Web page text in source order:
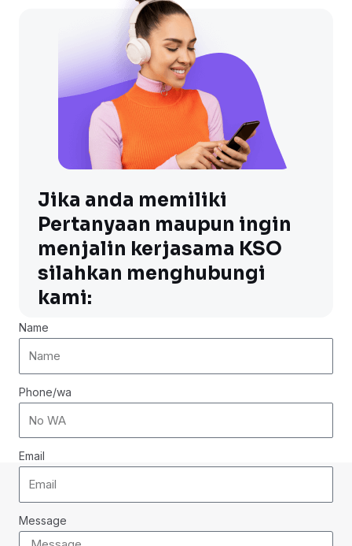
Jika anda memiliki
Pertanyaan maupun ingin
menjalin kerjasama KSO
silahkan menghubungi
kami:
Name
Phone/wa
Email
Message